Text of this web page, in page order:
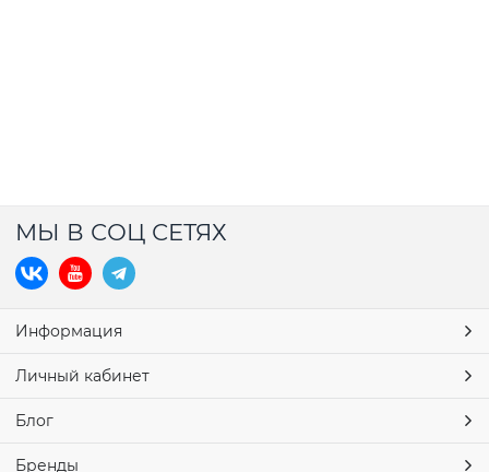
МЫ В СОЦ СЕТЯХ
Информация
Личный кабинет
Блог
Бренды